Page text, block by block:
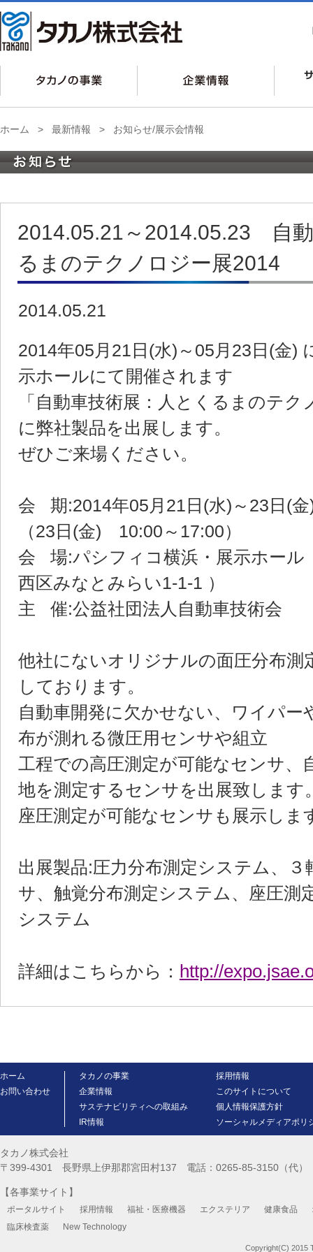
ホーム > 最新情報 > お知らせ/展示会情報
2014.05.21～2014.05.23 自
るまのテクノロジー展2014
2014.05.21
2014年05月21日(水)～05月23日(金)
示ホールにて開催されます
「自動車技術展：人とくるまのテ
に弊社製品を出展します。
ぜひご来場ください。
会 期:2014年05月21日(水)～23日
（23日(金) 10:00～17:00）
会 場:パシフィコ横浜・展示ホール
西区みなとみらい1-1-1 ）
主 催:公益社団法人自動車技術会
他社にないオリジナルの面圧分布測
しております。
自動車開発に欠かせない、ワイパー
布が測れる微圧用センサや組立
工程での高圧測定が可能なセンサ、
地を測定するセンサを出展致します
座圧測定が可能なセンサも展示しま
出展製品:圧力分布測定システム、
サ、触覚分布測定システム、座圧測
システム
詳細はこちらから： http://
ホーム
お問い合わせ
タカノの事業
企業情報
サステナビリティへの取組み
IR情報
採用情報
このサイトについて
個人情報保護方針
ソーシャルメディアポリ
タカノ株式会社
〒399-4301 長野県上伊那郡宮田村137 電話：0265-85-3150（代
【各事業サイト】
ポータルサイト 採用情報 福祉・医療機器 エクステリア 健康食品
臨床検査薬
New Technology
Copyright(C) 2015